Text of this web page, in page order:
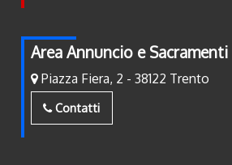
Area Annuncio e Sacramenti
Piazza Fiera, 2 - 38122 Trento
Contatti